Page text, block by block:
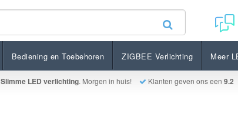
Bediening en Toebehoren ZIGBEE Verlichting Meer
Slimme LED verlichting. Morgen in huis! Klanten geven ons een 9.2